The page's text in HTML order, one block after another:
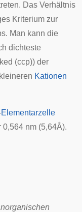
Das Verhältnis
Kriterium zur
Man kann die
dichteste
(ccp)) der
Kationen
Elementarzelle
0,564 nm (5,64Å).